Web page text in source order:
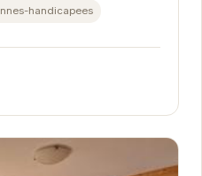
handicapees